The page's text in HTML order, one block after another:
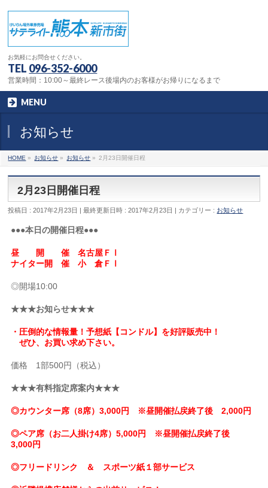
お気軽にお問合せください。
TEL 096-352-6000
営業時間：10:00～最終レース後場内のお客様がお帰りになるまで
MENU
お知らせ
HOME » お知らせ » お知らせ » 2月23日開催日程
2月23日開催日程
投稿日 : 2017年2月23日 最終更新日時 : 2017年2月23日 カテゴリー : お知らせ
●●●本日の開催日程●●●
昼 開 催 名古屋ＦⅠ
ナイター開 催 小 倉ＦⅠ
◎開場10:00
★★★お知らせ★★★
・圧倒的な情報量！予想紙【コンドル】を好評販売中！
ぜひ、お買い求め下さい。
価格 1部500円（税込）
★★★有料指定席案内★★★
◎カウンター席（8席）3,000円 ※昼開催払戻終了後 2,000円
◎ペア席（お二人掛け4席）5,000円 ※昼開催払戻終了後
3,000円
◎フリードリンク ＆ スポーツ紙１部サービス